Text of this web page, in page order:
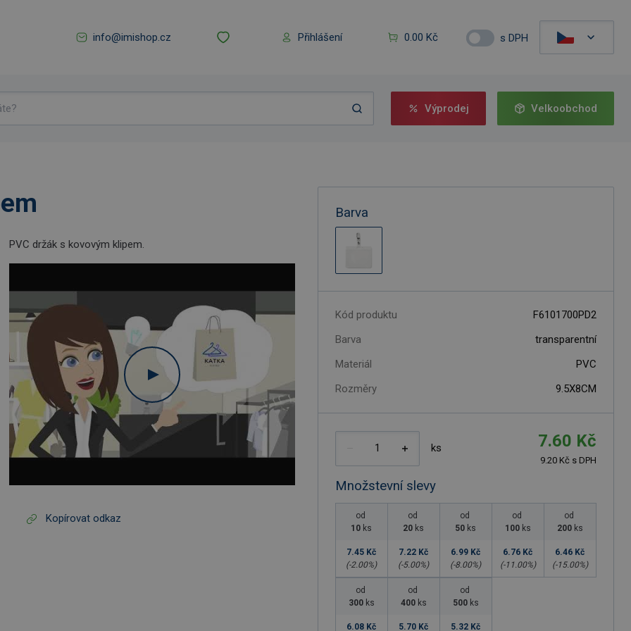
info@imishop.cz Přihlášení 0.00 Kč s DPH
Výprodej Velkoobchod
PVC držák s kovovým klipem.
Kopírovat odkaz
Barva
Kód produktu
F6101700PD2
Barva
transparentní
Materiál
PVC
Rozměry
9.5X8CM
ks 7.60 Kč
9.20 Kč s DPH
Množstevní slevy
od
10 ks
7.45 Kč
(-2.00%)
od
20 ks
7.22 Kč
(-5.00%)
od
50 ks
6.99 Kč
(-8.00%)
od
100 ks
6.76 Kč
(-11.00%)
od
200 ks
6.46 Kč
(-15.00%)
od
300 ks
6.08 Kč
od
400 ks
5.70 Kč
od
500 ks
5.32 Kč